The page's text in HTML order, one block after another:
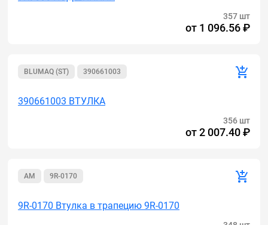
357 шт
от 1 096.56 ₽
BLUMAQ (ST) 390661003
390661003 ВТУЛКА
356 шт
от2 007.40 ₽
AM 9R-0170
9R-0170 Втулка в трапецию 9R-0170